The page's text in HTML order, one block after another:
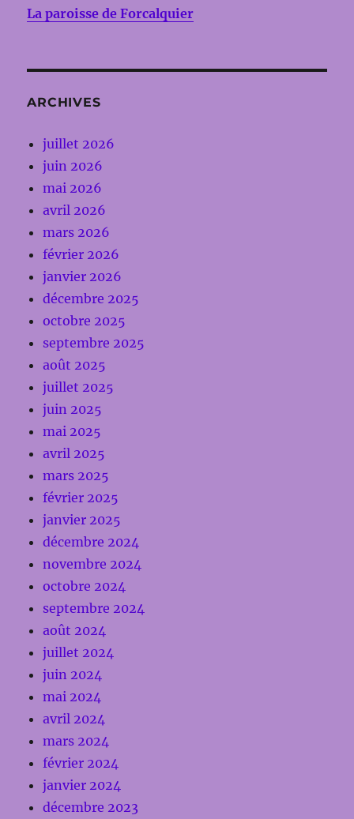
La paroisse de Forcalquier
ARCHIVES
juillet 2026
juin 2026
mai 2026
avril 2026
mars 2026
février 2026
janvier 2026
décembre 2025
octobre 2025
septembre 2025
août 2025
juillet 2025
juin 2025
mai 2025
avril 2025
mars 2025
février 2025
janvier 2025
décembre 2024
novembre 2024
octobre 2024
septembre 2024
août 2024
juillet 2024
juin 2024
mai 2024
avril 2024
mars 2024
février 2024
janvier 2024
décembre 2023